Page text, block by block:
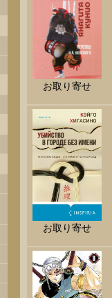
お取り寄せ
お取り寄せ